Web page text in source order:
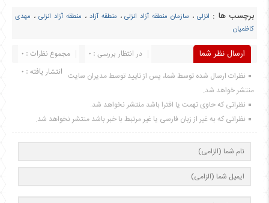
برچسب ها : انزلی، سازمان منطقه آزاد انزلی، منطقه آزاد ، منطقه آزاد انزلی ، مهدی
کاظمیان
ارسال نظر شما مجموع نظرات : 0
در انتظار بررسی : 0
انتشار یافته : 0 نظرات ارسال شده توسط شما، پس از تایید توسط مدیران سایت
منتشر خواهد شد.
نظراتی که حاوی تهمت یا افترا باشد منتشر نخواهد شد.
نظراتی که به غیر از زبان فارسی یا غیر مرتبط با خبر باشد منتشر نخواهد شد.